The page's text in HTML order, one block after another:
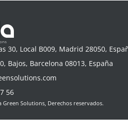
30, Local B009, Madrid 28050,
Bajos, Barcelona 08013, España
56
Green Solutions, Derechos reservados.